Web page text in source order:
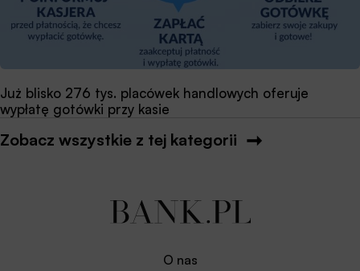
Już blisko 276 tys. placówek handlowych oferuje
wypłatę gotówki przy kasie
Zobacz wszystkie z tej kategorii
O nas